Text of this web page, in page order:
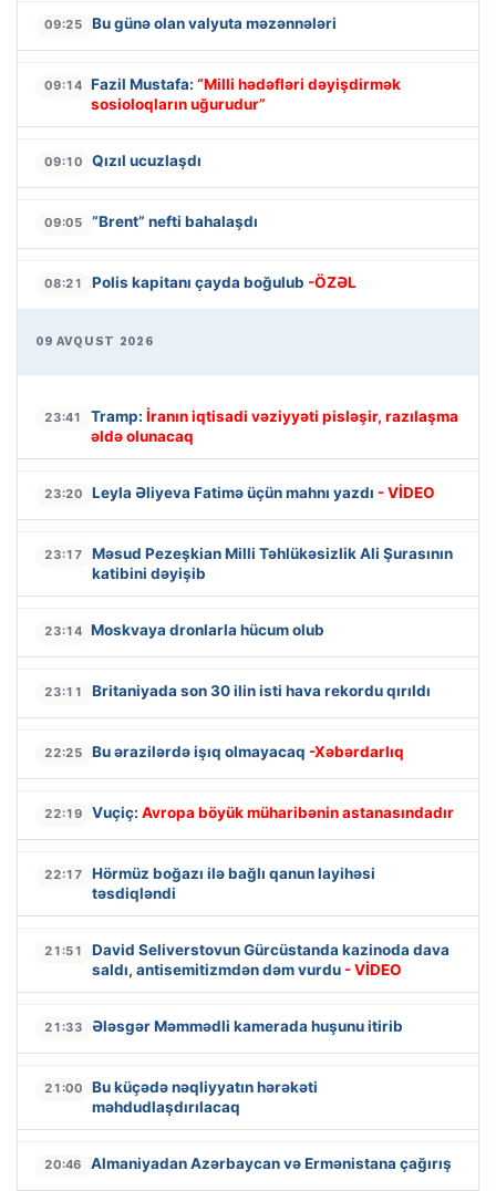
09:25 Bu günə olan valyuta məzənnələri
09:14 Fazil Mustafa: “Milli hədəfləri dəyişdirmək
sosioloqların uğurudur”
09:10 Qızıl ucuzlaşdı
09:05 “Brent” nefti bahalaşdı
08:21 Polis kapitanı çayda boğulub -ÖZƏL
09 AVQUST 2026
23:41 Tramp: İranın iqtisadi vəziyyəti pisləşir, razılaşma
əldə olunacaq
23:20 Leyla Əliyeva Fatimə üçün mahnı yazdı - VİDEO
23:17
Məsud Pezeşkian Milli Təhlükəsizlik Ali Şurasının
katibini dəyişib
23:14 Moskvaya dronlarla hücum olub
23:11 Britaniyada son 30 ilin isti hava rekordu qırıldı
22:25 Bu ərazilərdə işıq olmayacaq -Xəbərdarlıq
22:19 Vuçiç: Avropa böyük müharibənin astanasındadır
22:17
Hörmüz boğazı ilə bağlı qanun layihəsi
təsdiqləndi
21:51
David Seliverstovun Gürcüstanda kazinoda dava
saldı, antisemitizmdən dəm vurdu - VİDEO
21:33 Ələsgər Məmmədli kamerada huşunu itirib
21:00
Bu küçədə nəqliyyatın hərəkəti
məhdudlaşdırılacaq
20:46 Almaniyadan Azərbaycan və Ermənistana çağırış